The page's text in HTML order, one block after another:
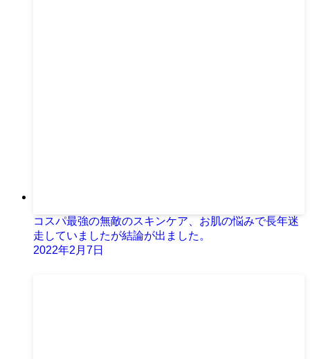
コスパ最強の無敵のスキンケア、お肌の悩みで長年迷
走していましたが結論が出ました。
2022年2月7日